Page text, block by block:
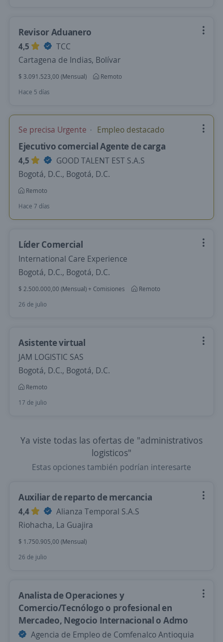
Revisor Aduanero
4,5
TCC
Cartagena de Indias, Bolívar
$ 3.091.523,00 (Mensual)
Remoto
Hace 5 días
Se precisa Urgente Empleo destacado
Ejecutivo comercial Agente de carga
4,5
GOOD TALENT EST S.A.S
Bogotá, D.C., Bogotá, D.C.
Remoto
Hace 7 días
Líder Comercial
International Care Experience
Bogotá, D.C., Bogotá, D.C.
$ 2.500.000,00 (Mensual) + Comisiones
Remoto
26 de julio
Asistente virtual
JAM LOGISTIC SAS
Bogotá, D.C., Bogotá, D.C.
Remoto
17 de julio
Ya viste todas las ofertas de "administrativos
logisticos"
Estas opciones también podrían interesarte
Auxiliar de reparto de mercancia
4,4
Alianza Temporal S.A.S
Riohacha, La Guajira
$ 1.750.905,00 (Mensual)
26 de julio
Analista de Operaciones y
Comercio/Tecnólogo o profesional en
Mercadeo, Negocio Internacional o Admo
Agencia de Empleo de Comfenalco Antioquia